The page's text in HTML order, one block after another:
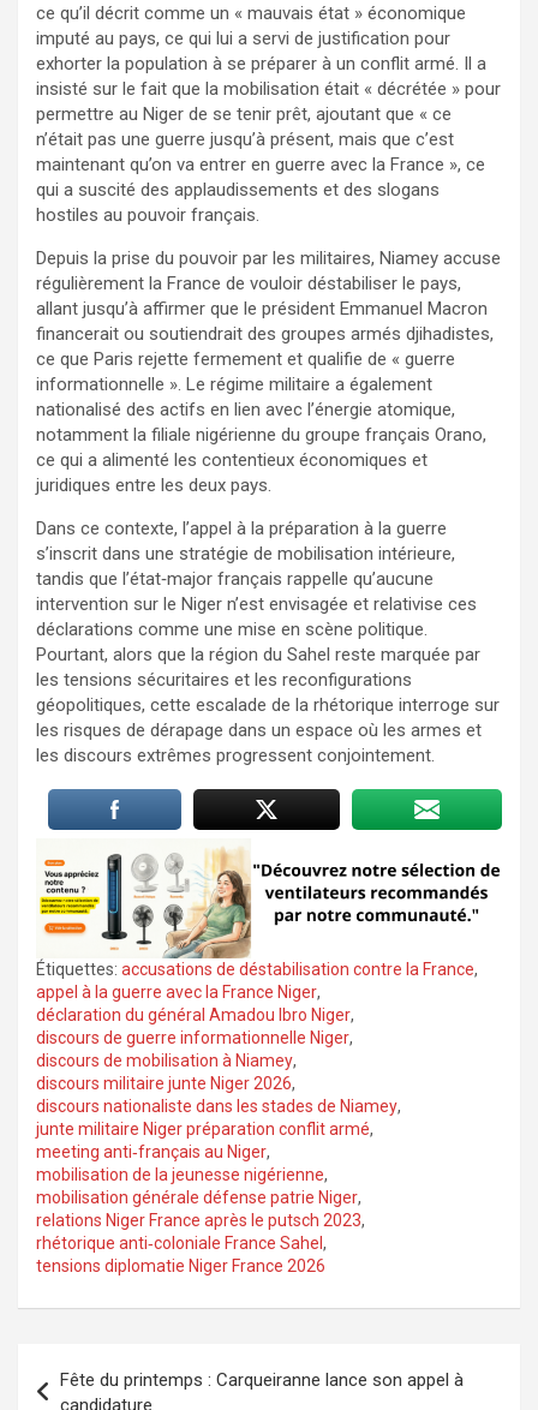
ce qu’il décrit comme un « mauvais état » économique
imputé au pays, ce qui lui a servi de justification pour
exhorter la population à se préparer à un conflit armé. Il a
insisté sur le fait que la mobilisation était « décrétée » pour
permettre au Niger de se tenir prêt, ajoutant que « ce
n’était pas une guerre jusqu’à présent, mais que c’est
maintenant qu’on va entrer en guerre avec la France », ce
qui a suscité des applaudissements et des slogans
hostiles au pouvoir français.
Depuis la prise du pouvoir par les militaires, Niamey accuse
régulièrement la France de vouloir déstabiliser le pays,
allant jusqu’à affirmer que le président Emmanuel Macron
financerait ou soutiendrait des groupes armés djihadistes,
ce que Paris rejette fermement et qualifie de « guerre
informationnelle ». Le régime militaire a également
nationalisé des actifs en lien avec l’énergie atomique,
notamment la filiale nigérienne du groupe français Orano,
ce qui a alimenté les contentieux économiques et
juridiques entre les deux pays.
Dans ce contexte, l’appel à la préparation à la guerre
s’inscrit dans une stratégie de mobilisation intérieure,
tandis que l’état‑major français rappelle qu’aucune
intervention sur le Niger n’est envisagée et relativise ces
déclarations comme une mise en scène politique.
Pourtant, alors que la région du Sahel reste marquée par
les tensions sécuritaires et les reconfigurations
géopolitiques, cette escalade de la rhétorique interroge sur
les risques de dérapage dans un espace où les armes et
les discours extrêmes progressent conjointement.
Étiquettes: accusations de déstabilisation contre la France,
appel à la guerre avec la France Niger,
déclaration du général Amadou Ibro Niger,
discours de guerre informationnelle Niger,
discours de mobilisation à Niamey,
discours militaire junte Niger 2026,
discours nationaliste dans les stades de Niamey,
junte militaire Niger préparation conflit armé,
meeting anti‑français au Niger,
mobilisation de la jeunesse nigérienne,
mobilisation générale défense patrie Niger,
relations Niger France après le putsch 2023,
rhétorique anti‑coloniale France Sahel ,
tensions diplomatie Niger France 2026
de
Fête du printemps : Carqueiranne lance son appel à
candidature